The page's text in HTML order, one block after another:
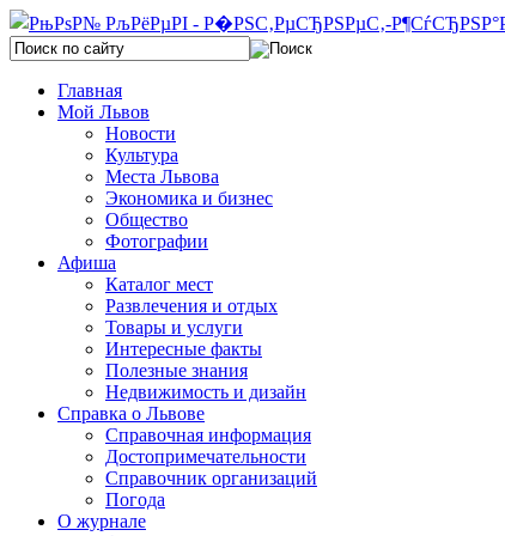
Главная
Мой Львов
Новости
Культура
Места Львова
Экономика и бизнес
Общество
Фотографии
Афиша
Каталог мест
Развлечения и отдых
Товары и услуги
Интересные факты
Полезные знания
Недвижимость и дизайн
Справка о Львове
Справочная информация
Достопримечательности
Справочник организаций
Погода
О журнале